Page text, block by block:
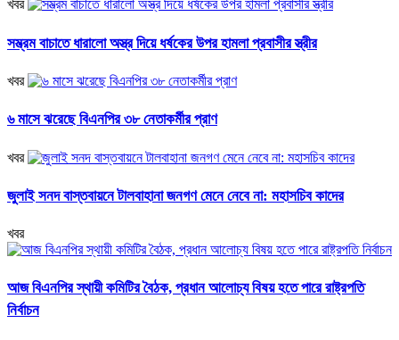
খবর
সম্ভ্রম বাচাতে ধারালো অস্ত্র দিয়ে ধর্ষকের উপর হামলা প্রবাসীর স্ত্রীর
খবর
৬ মাসে ঝরেছে বিএনপির ৩৮ নেতাকর্মীর প্রাণ
খবর
জুলাই সনদ বাস্তবায়নে টালবাহানা জনগণ মেনে নেবে না: মহাসচিব কাদের
খবর
আজ বিএনপির স্থায়ী কমিটির বৈঠক, প্রধান আলোচ্য বিষয় হতে পারে রাষ্ট্রপতি
নির্বাচন